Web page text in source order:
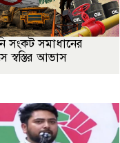
সংকট সমাধানের
স্বস্তির আভাস